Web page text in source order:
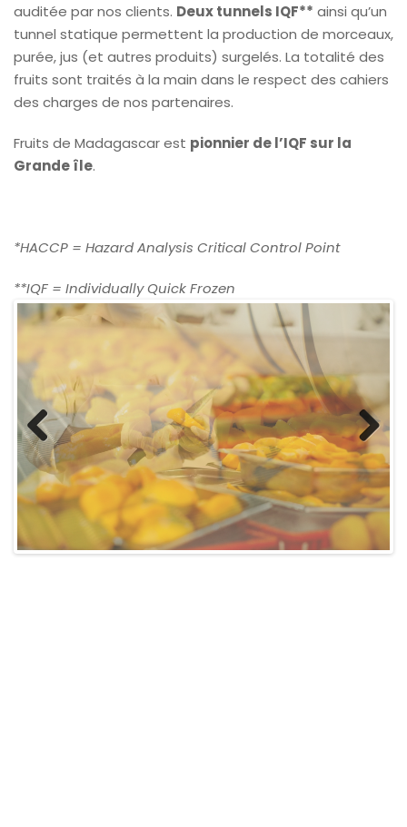
auditée par nos clients. Deux tunnels IQF** ainsi qu’un
tunnel statique permettent la production de morceaux,
purée, jus (et autres produits) surgelés. La totalité des
fruits sont traités à la main dans le respect des cahiers
des charges de nos partenaires.
Fruits de Madagascar est pionnier de l’IQF sur la
Grande île.
*HACCP = Hazard Analysis Critical Control Point
**IQF = Individually Quick Frozen
Previous Next